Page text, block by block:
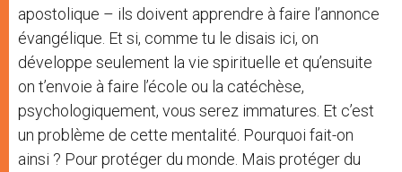
apostolique – ils doivent apprendre à faire l’annonce
évangélique. Et si, comme tu le disais ici, on
développe seulement la vie spirituelle et qu’ensuite
on t’envoie à faire l’école ou la catéchèse,
psychologiquement, vous serez immatures. Et c’est
un problème de cette mentalité. Pourquoi fait-on
ainsi ? Pour protéger du monde. Mais protéger du